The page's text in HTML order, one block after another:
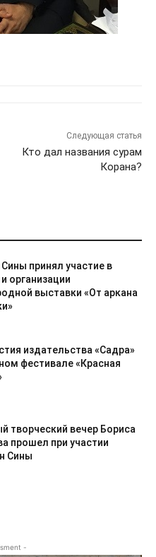
Следующая статья
Кто дал названия сурам
Корана?
принял участие в
организации
выставки «От аркана
издательства «Садра»
фестивале «Красная
творческий вечер Бориса
прошел при участии
Сины
-